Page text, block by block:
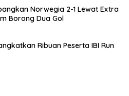
Norwegia 2-1 Lewat Extra
Borong Dua Gol
Ribuan Peserta IBI Run